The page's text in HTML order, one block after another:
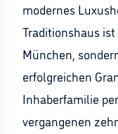
modernes
Traditionshaus
München,
erfolgreichen
Inhaberfamilie
vergangenen